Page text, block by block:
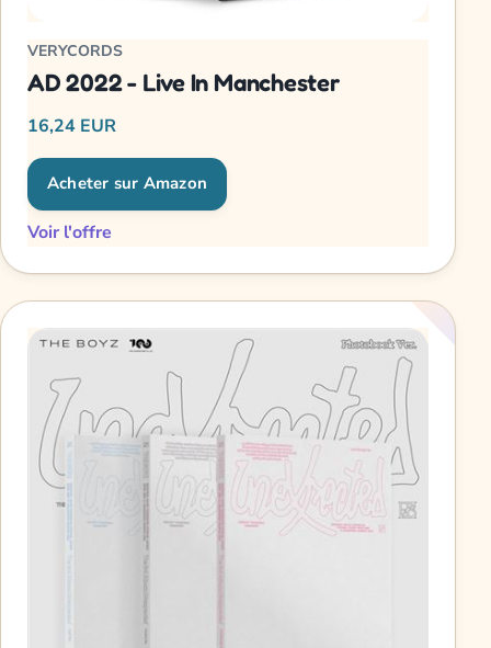
VERYCORDS
AD 2022 - Live In Manchester
16,24 EUR
Acheter sur Amazon
Voir l'offre